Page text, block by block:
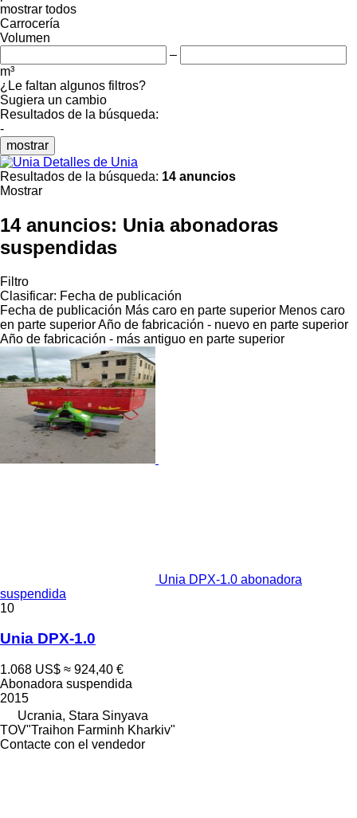
mostrar todos
Carrocería
Volumen
–
m³
¿Le faltan algunos filtros?
Sugiera un cambio
Resultados de la búsqueda:
-
mostrar
Detalles de Unia
Resultados de la búsqueda: 14 anuncios
Mostrar
14 anuncios: Unia abonadoras
suspendidas
Filtro
Clasificar: Fecha de publicación
Fecha de publicación Más caro en parte superior Menos caro
en parte superiorAño de fabricación - nuevo en parte superior
Año de fabricación - más antiguo en parte superior
Unia DPX-1.0 abonadora
suspendida
10
Unia DPX-1.0
1.068 US$ ≈ 924,40 €
Abonadora suspendida
2015
Ucrania, Stara Sinyava
TOV"Traihon Farminh Kharkiv"
Contacte con el vendedor